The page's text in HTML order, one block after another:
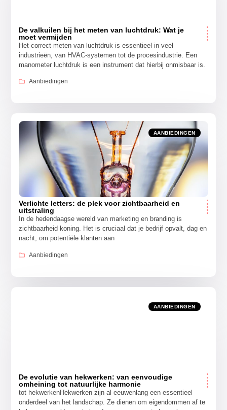
De valkuilen bij het meten van luchtdruk: Wat je
moet vermijden
Het correct meten van luchtdruk is essentieel in veel
industrieën, van HVAC-systemen tot de procesindustrie. Een
manometer luchtdruk is een instrument dat hierbij onmisbaar is.
Aanbiedingen
AANBIEDINGEN
Verlichte letters: de plek voor zichtbaarheid en
uitstraling
In de hedendaagse wereld van marketing en branding is
zichtbaarheid koning. Het is cruciaal dat je bedrijf opvalt, dag en
nacht, om potentiële klanten aan
Aanbiedingen
AANBIEDINGEN
De evolutie van hekwerken: van eenvoudige
omheining tot natuurlijke harmonie
tot hekwerkenHekwerken zijn al eeuwenlang een essentieel
onderdeel van het landschap. Ze dienen om eigendommen af te